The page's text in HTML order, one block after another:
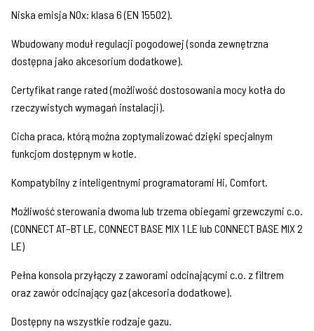
Niska emisja NOx: klasa 6 (EN 15502).
Wbudowany moduł regulacji pogodowej (sonda zewnętrzna
dostępna jako akcesorium dodatkowe).
Certyfikat range rated (możliwość dostosowania mocy kotła do
rzeczywistych wymagań instalacji).
Cicha praca, którą można zoptymalizować dzięki specjalnym
funkcjom dostępnym w kotle.
Kompatybilny z inteligentnymi programatorami Hi, Comfort.
Możliwość sterowania dwoma lub trzema obiegami grzewczymi c.o.
(CONNECT AT–BT LE, CONNECT BASE MIX 1 LE lub CONNECT BASE MIX 2
LE)
Pełna konsola przyłączy z zaworami odcinającymi c.o. z filtrem
oraz zawór odcinający gaz (akcesoria dodatkowe).
Dostępny na wszystkie rodzaje gazu.